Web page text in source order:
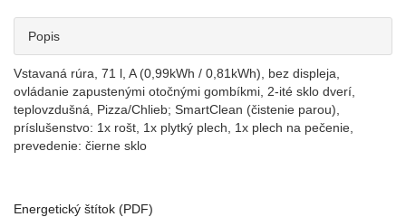
Popis
Vstavaná rúra, 71 l, A (0,99kWh / 0,81kWh), bez displeja,
ovládanie zapustenými otočnými gombíkmi, 2-ité sklo dverí,
teplovzdušná, Pizza/Chlieb; SmartClean (čistenie parou),
príslušenstvo: 1x rošt, 1x plytký plech, 1x plech na pečenie,
prevedenie: čierne sklo
Energetický štítok (PDF)